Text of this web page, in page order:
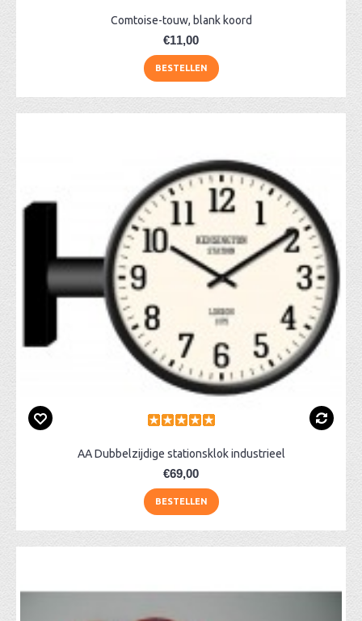
Comtoise-touw, blank koord
€11,00
BESTELLEN
AA Dubbelzijdige stationsklok industrieel
€69,00
BESTELLEN